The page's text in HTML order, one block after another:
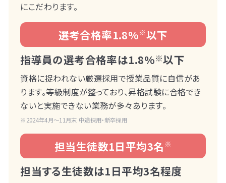
にこだわります。
選考合格率1.8%※以下
指導員の選考合格率は1.8%※以下
資格に捉われない厳選採用で授業品質に自信があ
ります。等級制度が整っており、昇格試験に合格でき
ないと実施できない業務が多々あります。
2024年4月～11月末 中途採用・新卒採用
担当生徒数1日平均3名 ※
担当する生徒数は1日平均3名程度